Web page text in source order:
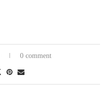
0 comment